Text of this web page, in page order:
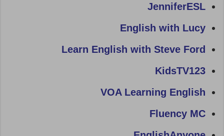
JenniferESL
English with Lucy
Learn English with Steve Ford
KidsTV123
VOA Learning English
Fluency MC